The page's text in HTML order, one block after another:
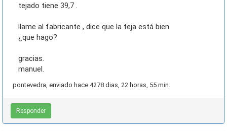
tejado tiene 39,7 .
llame al fabricante , dice que la teja está bien.
¿que hago?
gracias.
manuel.
pontevedra, enviado hace 4278 dias, 22 horas, 55 min.
Responder